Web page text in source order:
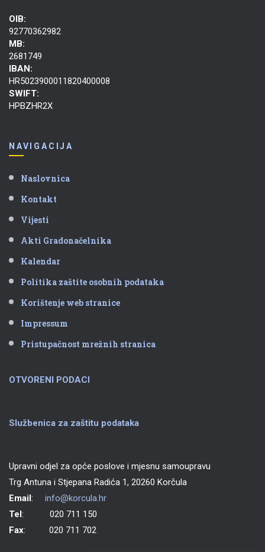
OIB:
92770362982
MB:
2681749
IBAN:
HR5023900011820400008
SWIFT:
HPBZHR2X
NAVIGACIJA
Naslovnica
Kontakt
Vijesti
Akti Gradonačelnika
Kalendar
Politika zaštite osobnih podataka
Korištenje web stranice
Impressum
Pristupačnost mrežnih stranica
OTVORENI PODACI
Službenica za zaštitu podataka
Upravni odjel za opće poslove i mjesnu samoupravu
Trg Antuna i Stjepana Radića 1, 20260 Korčula
Email: info@korcula.hr
Tel: 020 711 150
Fax: 020 711 702